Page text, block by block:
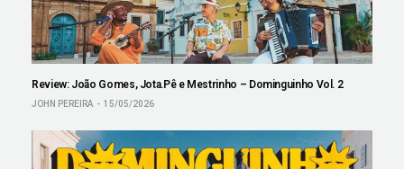
Review: João Gomes, Jota.Pê e Mestrinho – Dominguinho Vol. 2
JOHN PEREIRA 15/05/2026